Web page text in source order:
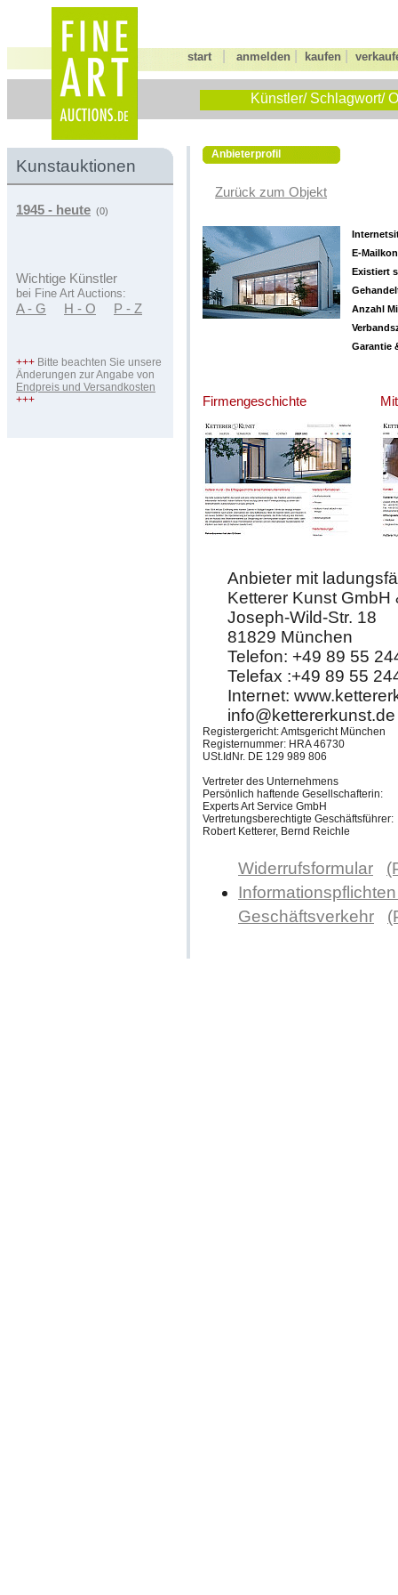
start anmelden kaufen
Künstler/ Schlagwort/
Kunstauktionen
1945 - heute (0)
Wichtige Künstler
bei Fine Art Auctions:
A - G H - O P - Z
+++ Bitte beachten Sie unsere
Änderungen zur Angabe von
Endpreis und Versandkosten
+++
Anbieterprofil
Zurück zum Objekt
E-
Existiert
Anzahl
Garantie
Firmengeschichte
Anbieter mit
Ketterer Kunst GmbH
Joseph-Wild-Str. 18
81829 München
Telefon: +49 89 55
Telefax :+49 89 55
Internet:
info@kettererkunst.de
Registergericht: Amtsgericht München
Registernummer: HRA 46730
USt.IdNr. DE 129 989 806
Vertreter des Unternehmens
Persönlich haftende Gesellschafterin:
Experts Art Service GmbH
Vertretungsberechtigte Geschäftsführer:
Robert Ketterer, Bernd Reichle
Widerrufsformular
Geschäftsverkehr